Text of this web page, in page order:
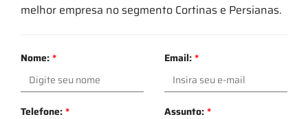
melhor empresa no segmento Cortinas e Persianas.
Nome:* Email:*
Telefone:* Assunto:*